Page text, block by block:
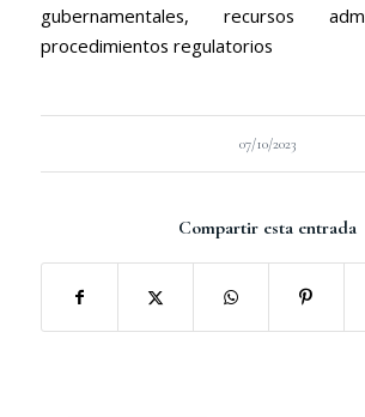
gubernamentales, recursos
procedimientos regulatorios
07/10/2023
Compartir esta entrada